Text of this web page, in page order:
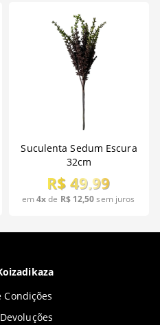
Suculenta Sedum Escura
32cm
R$ 49,99
em 4xde R$ 12,50sem juros
Condições